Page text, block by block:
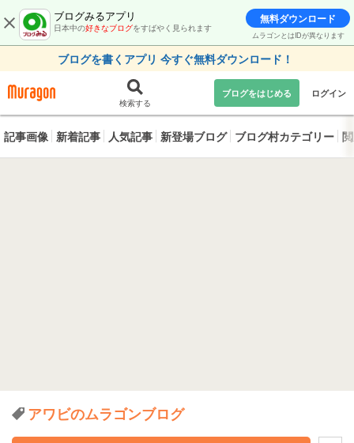
ブログみるアプリ
日本中の好きなブログをすばやく見られます
無料ダウンロード
ムラゴンとはIDが異なります
ブログを書くアプリ 今すぐ無料ダウンロード！
検索する
ブログをはじめる ログイン
記事画像 新着記事 人気記事 新登場ブログ ブログ村カテゴリー
アワビのムラゴンブログ